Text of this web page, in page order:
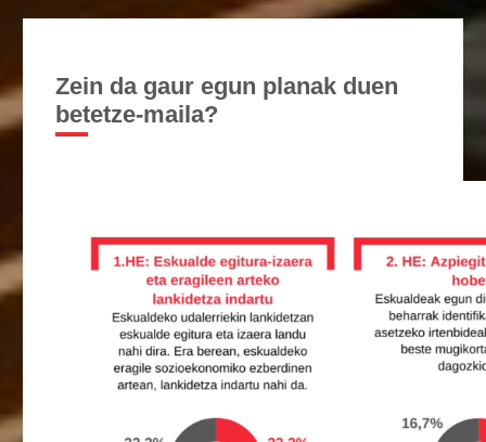
Zein da gaur egun planak duen
betetze-maila?